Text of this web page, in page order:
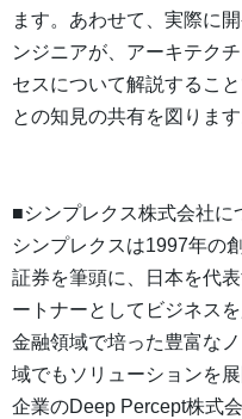
ます。あわせて、実際に
ンジニアが、アーキテク
セスについて解説するこ
との知見の共有を図ります
■シンプレクス株式会社
シンプレクスは1997年の
証券を筆頭に、日本を代
ートナーとしてビジネス
金融領域で培った豊富な
域でもソリューションを
企業のDeep Percept株式